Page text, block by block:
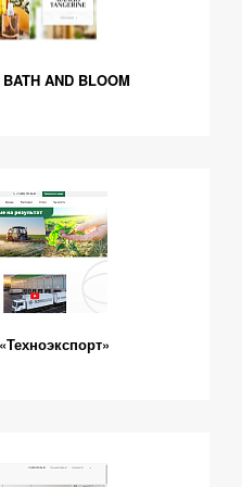
AND BLOOM